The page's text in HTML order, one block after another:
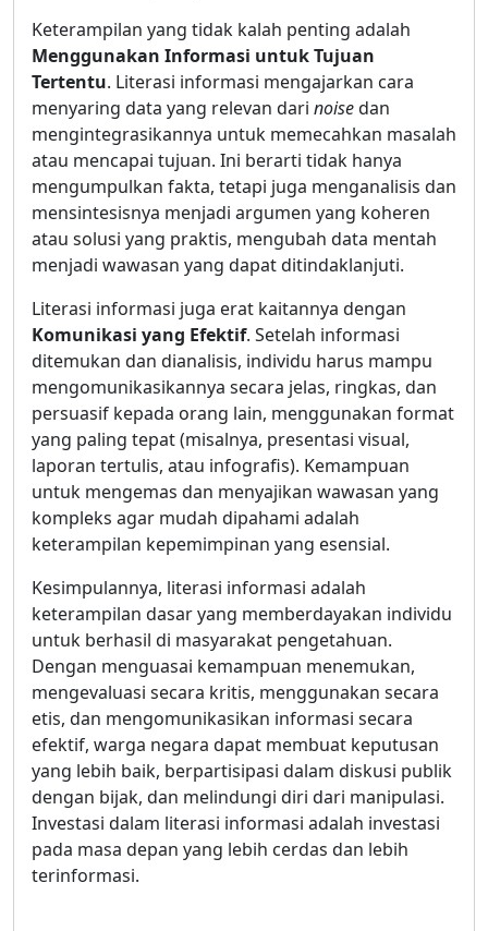
Keterampilan yang tidak kalah penting adalah
Menggunakan Informasi untuk Tujuan
Tertentu. Literasi informasi mengajarkan cara
menyaring data yang relevan dari noisedan
mengintegrasikannya untuk memecahkan masalah
atau mencapai tujuan. Ini berarti tidak hanya
mengumpulkan fakta, tetapi juga menganalisis dan
mensintesisnya menjadi argumen yang koheren
atau solusi yang praktis, mengubah data mentah
menjadi wawasan yang dapat ditindaklanjuti.
Literasi informasi juga erat kaitannya dengan
Komunikasi yang Efektif. Setelah informasi
ditemukan dan dianalisis, individu harus mampu
mengomunikasikannya secara jelas, ringkas, dan
persuasif kepada orang lain, menggunakan format
yang paling tepat (misalnya, presentasi visual,
laporan tertulis, atau infografis). Kemampuan
untuk mengemas dan menyajikan wawasan yang
kompleks agar mudah dipahami adalah
keterampilan kepemimpinan yang esensial.
Kesimpulannya, literasi informasi adalah
keterampilan dasar yang memberdayakan individu
untuk berhasil di masyarakat pengetahuan.
Dengan menguasai kemampuan menemukan,
mengevaluasi secara kritis, menggunakan secara
etis, dan mengomunikasikan informasi secara
efektif, warga negara dapat membuat keputusan
yang lebih baik, berpartisipasi dalam diskusi publik
dengan bijak, dan melindungi diri dari manipulasi.
Investasi dalam literasi informasi adalah investasi
pada masa depan yang lebih cerdas dan lebih
terinformasi.